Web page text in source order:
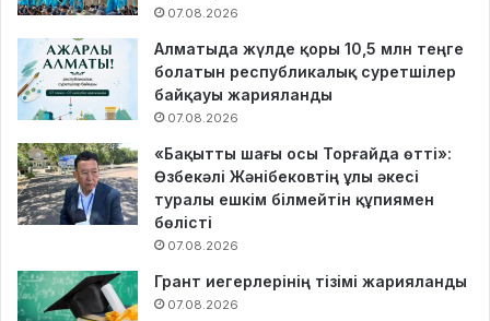
07.08.2026
Алматыда жүлде қоры 10,5 млн теңге
болатын республикалық суретшілер
байқауы жарияланды
07.08.2026
«Бақытты шағы осы Торғайда өтті»:
Өзбекәлі Жәнібековтің ұлы әкесі
туралы ешкім білмейтін құпиямен
бөлісті
07.08.2026
Грант иегерлерінің тізімі жарияланды
07.08.2026